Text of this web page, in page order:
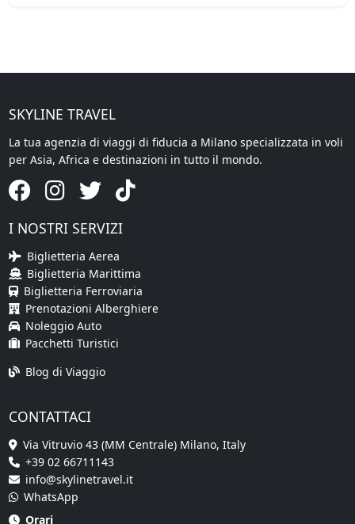
SKYLINE TRAVEL
La tua agenzia di viaggi di fiducia a Milano specializzata in voli
per Asia, Africa e destinazioni in tutto il mondo.
I NOSTRI SERVIZI
Biglietteria Aerea
Biglietteria Marittima
Biglietteria Ferroviaria
Prenotazioni Alberghiere
Noleggio Auto
Pacchetti Turistici
Blog di Viaggio
CONTATTACI
Via Vitruvio 43 (MM Centrale) Milano, Italy
+39 02 66711143
info@skylinetravel.it
WhatsApp
Orari